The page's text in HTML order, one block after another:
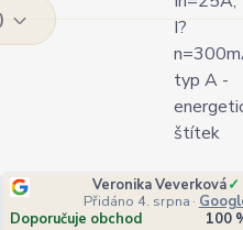
Veronika Veverková✓
Přidáno 4. srpna ·
Doporučuje obchod 100